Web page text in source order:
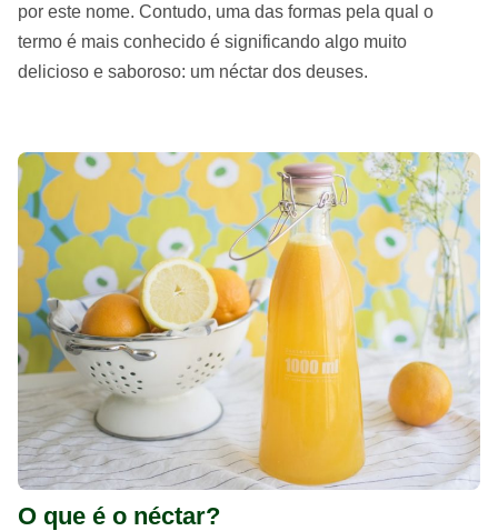
por este nome. Contudo, uma das formas pela qual o
termo é mais conhecido é significando algo muito
delicioso e saboroso: um néctar dos deuses.
O que é o néctar?